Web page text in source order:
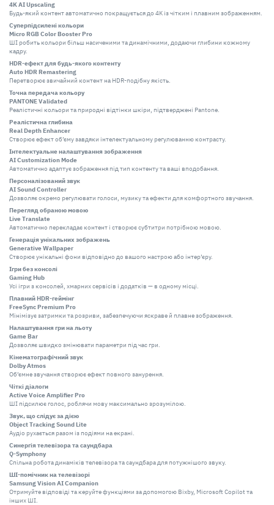
4K AI Upscaling
Будь-який контент автоматично покращується до 4K із чітким і плавним зображенням.
Суперпідсилені кольори
Micro RGB Color Booster Pro
ШІ робить кольори більш насиченими та динамічними, додаючи глибини кожному
кадру.
HDR-ефект для будь-якого контенту
Auto HDR Remastering
Перетворює звичайний контент на HDR-подібну якість.
Точна передача кольору
PANTONE Validated
Реалістичні кольори та природні відтінки шкіри, підтверджені Pantone.
Реалістична глибина
Real Depth Enhancer
Створює ефект об’єму завдяки інтелектуальному регулюванню контрасту.
Інтелектуальне налаштування зображення
AI Customization Mode
Автоматично адаптує зображення під тип контенту та ваші вподобання.
Персоналізований звук
AI Sound Controller
Дозволяє окремо регулювати голоси, музику та ефекти для комфортного звучання.
Перегляд обраною мовою
Live Translate
Автоматично перекладає контент і створює субтитри потрібною мовою.
Генерація унікальних зображень
Generative Wallpaper
Створює унікальні фони відповідно до вашого настрою або інтер’єру.
Ігри без консолі
Gaming Hub
Усі ігри з консолей, хмарних сервісів і додатків — в одному місці.
Плавний HDR-геймінг
FreeSync Premium Pro
Мінімізує затримки та розриви, забезпечуючи яскраве й плавне зображення.
Налаштування гри на льоту
Game Bar
Дозволяє швидко змінювати параметри під час гри.
Кінематографічний звук
Dolby Atmos
Об’ємне звучання створює ефект повного занурення.
Чіткі діалоги
Active Voice Amplifier Pro
ШІ підсилює голос, роблячи мову максимально зрозумілою.
Звук, що слідує за дією
Object Tracking Sound Lite
Аудіо рухається разом із подіями на екрані.
Синергія телевізора та саундбара
Q-Symphony
Спільна робота динаміків телевізора та саундбара для потужнішого звуку.
ШІ-помічник на телевізорі
Samsung Vision AI Companion
Отримуйте відповіді та керуйте функціями за допомогою Bixby, Microsoft Copilot та
інших ШІ.